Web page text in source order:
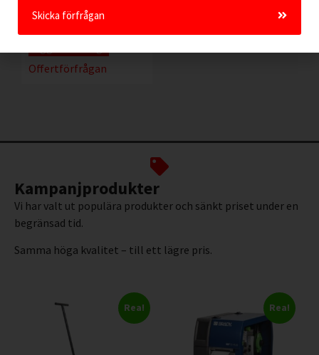
112,00kr Exkl. moms
Offertförfrågan
Kampanjprodukter
Vi har valt ut populära produkter och sänkt priset under en
begränsad tid.
Samma höga kvalitet – till ett lägre pris.
Rea! Rea!
Skicka förfrågan